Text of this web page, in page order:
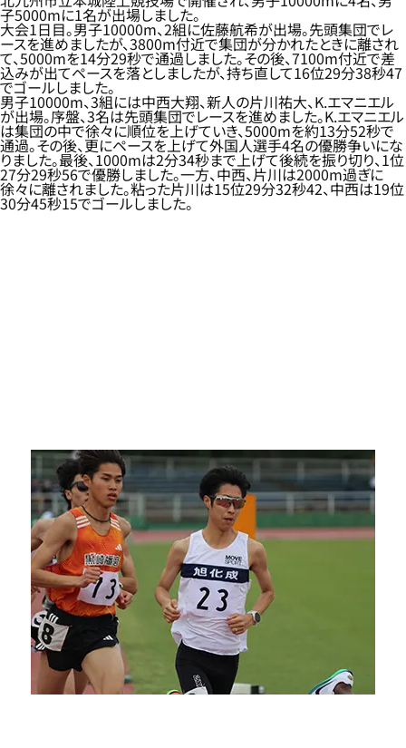
子5000mに1名が出場しました。
大会1日目。男子10000m、2組に佐藤航希が出場。先頭集団でレ
ースを進めましたが、3800m付近で集団が分かれたときに離され
て、5000mを14分29秒で通過しました。その後、7100m付近で差
込みが出てペースを落としましたが、持ち直して16位29分38秒47
でゴールしました。
男子10000m、3組には中西大翔、新人の片川祐大、K.エマニエル
が出場。序盤、3名は先頭集団でレースを進めました。K.エマニエル
は集団の中で徐々に順位を上げていき、5000mを約13分52秒で
通過。その後、更にペースを上げて外国人選手4名の優勝争いにな
りました。最後、1000mは2分34秒まで上げて後続を振り切り、1位
27分29秒56で優勝しました。一方、中西、片川は2000m過ぎに
徐々に離されました。粘った片川は15位29分32秒42、中西は19位
30分45秒15でゴールしました。